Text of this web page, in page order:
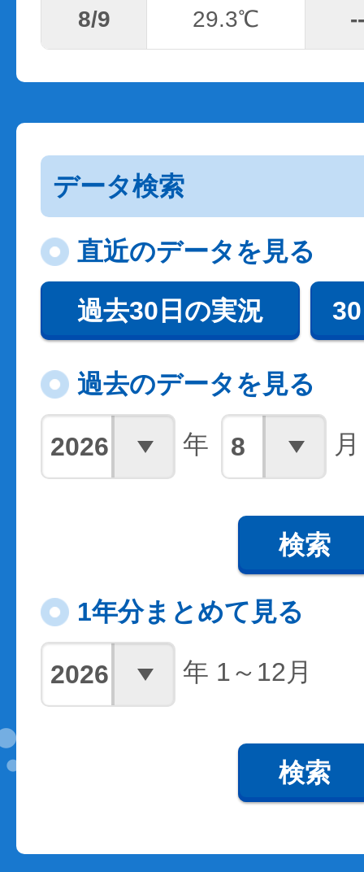
8/9 29.3℃ --
データ検索
直近のデータを見る
過去30日の実況
過去のデータを見る
年 月
検索
1年分まとめて見る
年 1～12月
検索